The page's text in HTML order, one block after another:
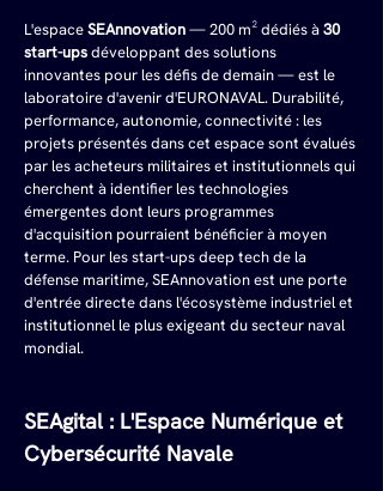
L'espace SEAnnovation — 200 m² dédiés à 30
start-ups développant des solutions
innovantes pour les défis de demain — est le
laboratoire d'avenir d'EURONAVAL. Durabilité,
performance, autonomie, connectivité : les
projets présentés dans cet espace sont évalués
par les acheteurs militaires et institutionnels qui
cherchent à identifier les technologies
émergentes dont leurs programmes
d'acquisition pourraient bénéficier à moyen
terme. Pour les start-ups deep tech de la
défense maritime, SEAnnovation est une porte
d'entrée directe dans l'écosystème industriel et
institutionnel le plus exigeant du secteur naval
mondial.
SEAgital : L'Espace Numérique et
Cybersécurité Navale